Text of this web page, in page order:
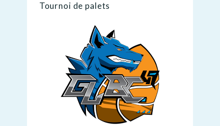
Tournoi de palets